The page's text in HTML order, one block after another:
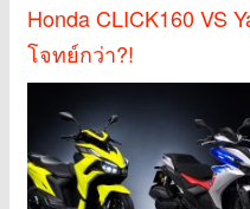
Honda CLICK160 VS
โจทย์กว่า?!